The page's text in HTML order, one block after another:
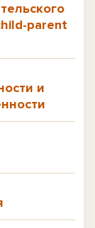
parent
и